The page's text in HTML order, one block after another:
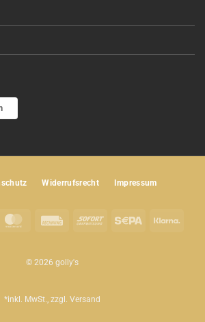
Widerrufsrecht Impressum
MasterCardRechungSofort Sepa
© 2026 golly's
*inkl. MwSt., zzgl. Versand